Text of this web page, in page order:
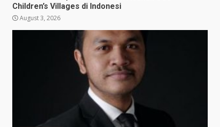
Children’s Villages di Indonesi
August 3, 2026